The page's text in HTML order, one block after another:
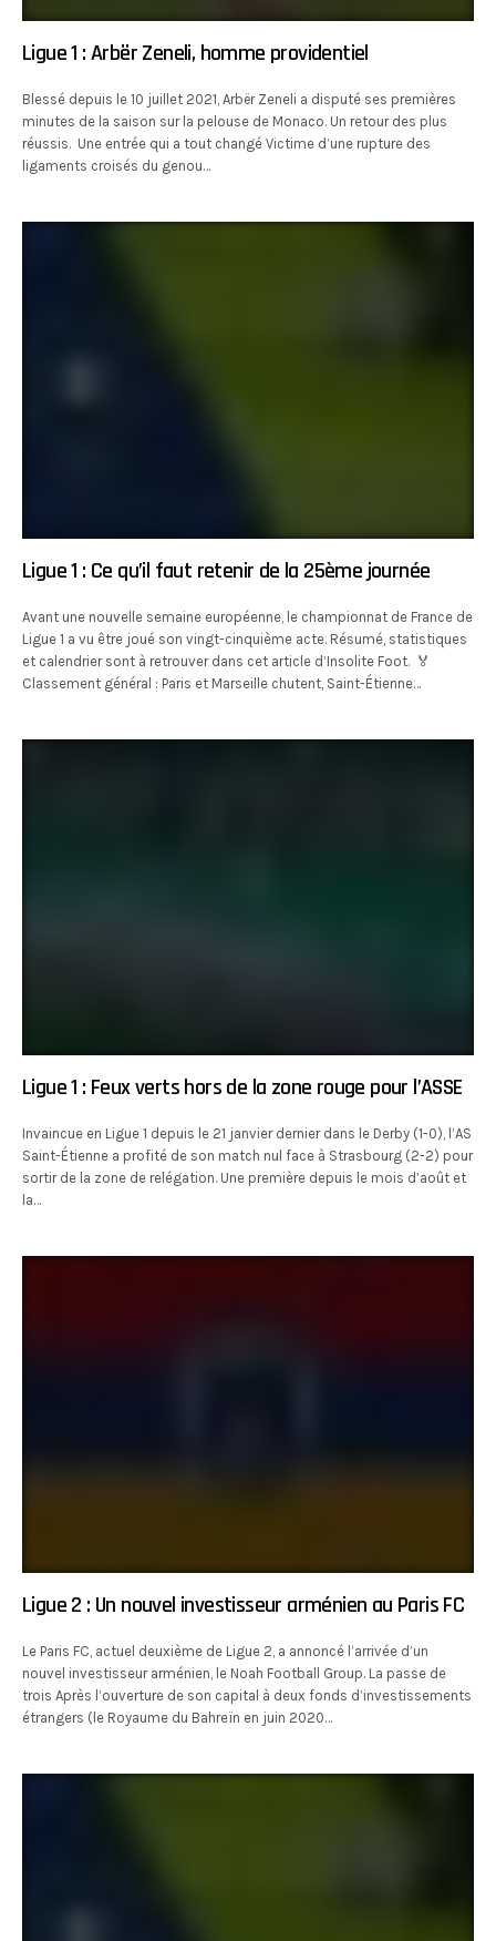
Ligue 1 : Arbër Zeneli, homme providentiel
Blessé depuis le 10 juillet 2021, Arbër Zeneli a disputé ses premières
minutes de la saison sur la pelouse de Monaco. Un retour des plus
réussis. Une entrée qui a tout changé Victime d’une rupture des
ligaments croisés du genou…
Ligue 1 : Ce qu’il faut retenir de la 25ème journée
Avant une nouvelle semaine européenne, le championnat de France de
Ligue 1 a vu être joué son vingt-cinquième acte. Résumé, statistiques
et calendrier sont à retrouver dans cet article d’Insolite Foot. 🏅
Classement général : Paris et Marseille chutent, Saint-Étienne…
Ligue 1 : Feux verts hors de la zone rouge pour l’ASSE
Invaincue en Ligue 1 depuis le 21 janvier dernier dans le Derby (1-0), l’AS
Saint-Étienne a profité de son match nul face à Strasbourg (2-2) pour
sortir de la zone de relégation. Une première depuis le mois d’août et
la…
Ligue 2 : Un nouvel investisseur arménien au Paris FC
Le Paris FC, actuel deuxième de Ligue 2, a annoncé l’arrivée d’un
nouvel investisseur arménien, le Noah Football Group. La passe de
trois Après l’ouverture de son capital à deux fonds d’investissements
étrangers (le Royaume du Bahreïn en juin 2020…